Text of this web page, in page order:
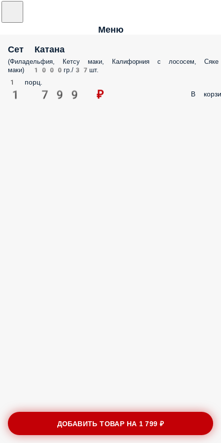
Меню
Сет Катана
(Филадельфия, Кетсу маки, Калифорния с лососем, Сяке
маки) 1000гр./37шт.
1 порц.
1 799 ₽ В
ДОБАВИТЬ ТОВАР НА 1 799 ₽